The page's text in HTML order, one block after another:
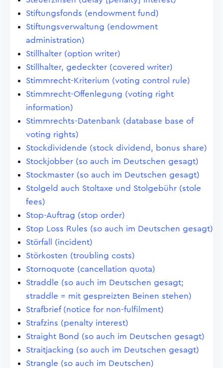
Stiftungsfonds (endowment fund)
Stiftungsverwaltung (endowment
administration)
Stillhalter (option writer)
Stillhalter, gedeckter (covered writer)
Stimmrecht-Kriterium (voting control rule)
Stimmrecht-Offenlegung (voting right
information)
Stimmrechts-Datenbank (database base of
voting rights)
Stockdividende (stock dividend, bonus share)
Stockjobber (so auch im Deutschen gesagt)
Stockmaster (so auch im Deutschen gesagt)
Stolgeld auch Stoltaxe und Stolgebühr (stole
fees)
Stop-Auftrag (stop order)
Stop Loss Rules (so auch im Deutschen gesagt)
Störfall (incident)
Störkosten (troubling costs)
Stornoquote (cancellation quota)
Straddle (so auch im Deutschen gesagt;
straddle = mit gespreizten Beinen stehen)
Strafbrief (notice for non-fulfilment)
Strafzins (penalty interest)
Straight Bond (so auch im Deutschen gesagt)
Straitjacking (so auch im Deutschen gesagt)
Strangle (so auch im Deutschen)